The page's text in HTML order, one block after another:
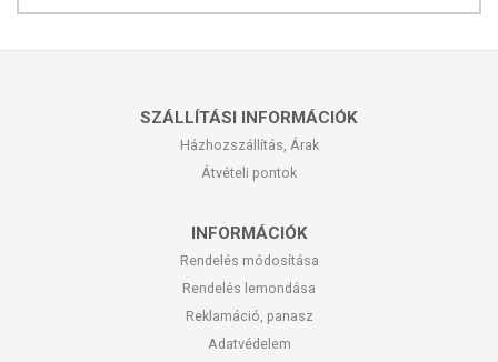
SZÁLLÍTÁSI INFORMÁCIÓK
Házhozszállítás, Árak
Átvételi pontok
INFORMÁCIÓK
Rendelés módosítása
Rendelés lemondása
Reklamáció, panasz
Adatvédelem